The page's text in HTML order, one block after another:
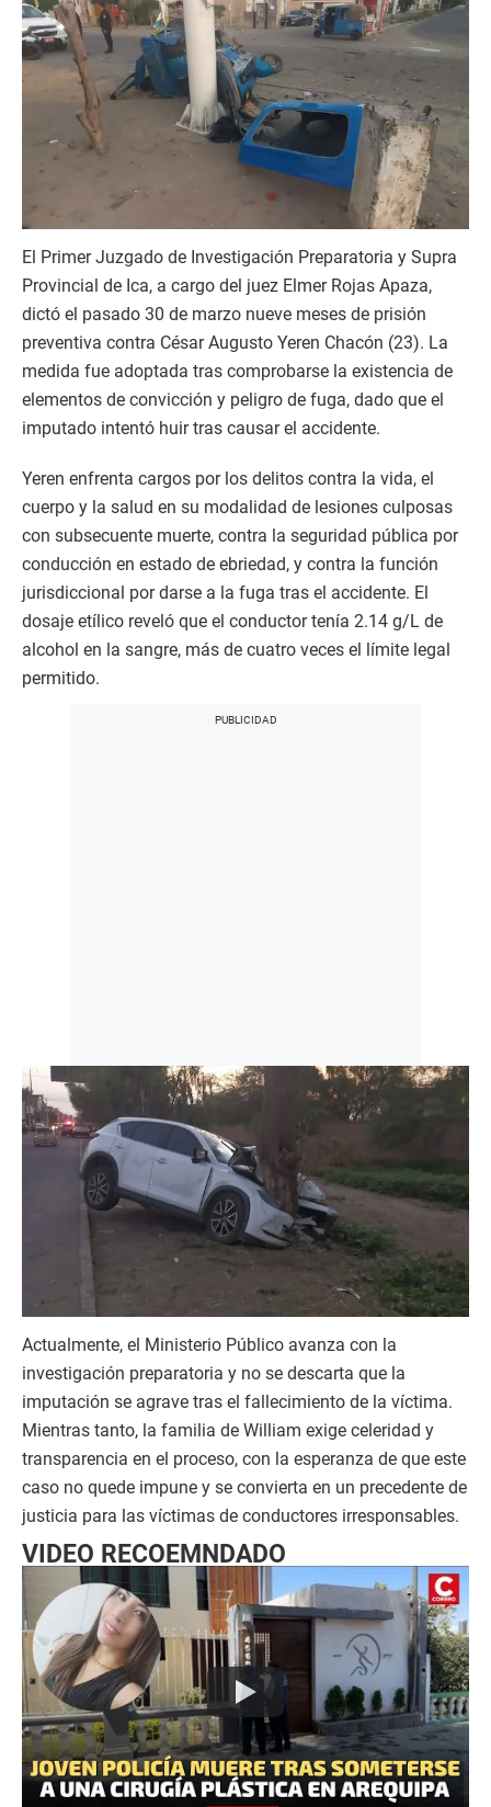
El Primer Juzgado de Investigación Preparatoria y Supra
Provincial de Ica, a cargo del juez Elmer Rojas Apaza,
dictó el pasado 30 de marzo nueve meses de prisión
preventiva contra César Augusto Yeren Chacón (23). La
medida fue adoptada tras comprobarse la existencia de
elementos de convicción y peligro de fuga, dado que el
imputado intentó huir tras causar el accidente.
Yeren enfrenta cargos por los delitos contra la vida, el
cuerpo y la salud en su modalidad de lesiones culposas
con subsecuente muerte, contra la seguridad pública por
conducción en estado de ebriedad, y contra la función
jurisdiccional por darse a la fuga tras el accidente. El
dosaje etílico reveló que el conductor tenía 2.14 g/L de
alcohol en la sangre, más de cuatro veces el límite legal
permitido.
Actualmente, el Ministerio Público avanza con la
investigación preparatoria y no se descarta que la
imputación se agrave tras el fallecimiento de la víctima.
Mientras tanto, la familia de William exige celeridad y
transparencia en el proceso, con la esperanza de que este
caso no quede impune y se convierta en un precedente de
justicia para las víctimas de conductores irresponsables.
VIDEO RECOEMNDADO